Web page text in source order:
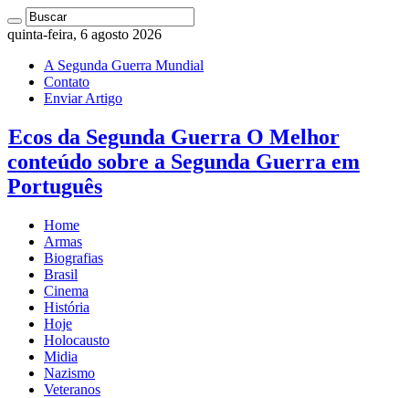
quinta-feira, 6 agosto 2026
A Segunda Guerra Mundial
Contato
Enviar Artigo
Ecos da Segunda Guerra O Melhor
conteúdo sobre a Segunda Guerra em
Português
Home
Armas
Biografias
Brasil
Cinema
História
Hoje
Holocausto
Midia
Nazismo
Veteranos